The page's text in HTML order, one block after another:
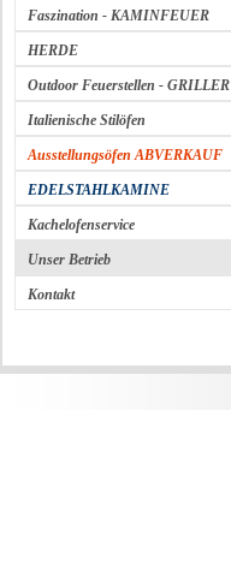
Faszination - KAMINFEUER
HERDE
Outdoor Feuerstellen - GRILLER
Italienische Stilöfen
Ausstellungsöfen ABVERKAUF
EDELSTAHLKAMINE
Kachelofenservice
Unser Betrieb
Kontakt